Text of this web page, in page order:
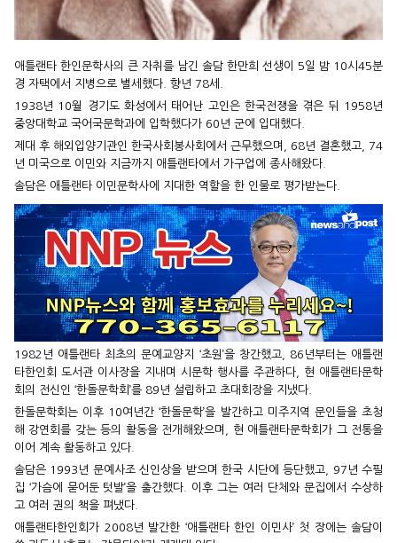
애틀랜타 한인문학사의 큰 자취를 남긴 솔담 한만희 선생이 5일 밤 10시45분
경 자택에서 지병으로 별세했다. 향년 78세.
1938년 10월 경기도 화성에서 태어난 고인은 한국전쟁을 겪은 뒤 1958년
중앙대학교 국어국문학과에 입학했다가 60년 군에 입대했다.
제대 후 해외입양기관인 한국사회봉사회에서 근무했으며, 68년 결혼했고, 74
년 미국으로 이민와 지금까지 애틀랜타에서 가구업에 종사해왔다.
솔담은 애틀랜타 이민문학사에 지대한 역할을 한 인물로 평가받는다.
1982년 애틀랜타 최초의 문예교양지 ‘초원’을 창간했고, 86년부터는 애틀랜
타한인회 도서관 이사장을 지내며 시문학 행사를 주관하다, 현 애틀랜타문학
회의 전신인 ‘한돌문학회’를 89년 설립하고 초대회장을 지냈다.
한돌문학회는 이후 10여년간 ‘한돌문학’을 발간하고 미주지역 문인들을 초청
해 강연회를 갖는 등의 활동을 전개해왔으며, 현 애틀랜타문학회가 그 전통을
이어 계속 활동하고 있다.
솔담은 1993년 문예사조 신인상을 받으며 한국 시단에 등단했고, 97년 수필
집 ‘가슴에 묻어둔 텃발’을 출간했다. 이후 그는 여러 단체와 문집에서 수상하
고 여러 권의 책을 펴냈다.
애틀랜타한인회가 2008년 발간한 ‘애틀랜타 한인 이민사’ 첫 장에는 솔담이